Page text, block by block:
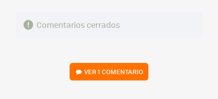
Comentarios cerrados
VER1 COMENTARIO